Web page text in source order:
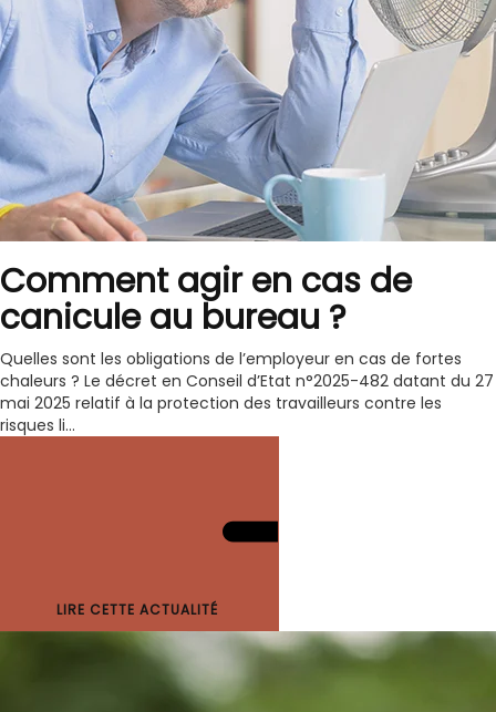
Comment agir en cas de
canicule au bureau ?
Quelles sont les obligations de l’employeur en cas de fortes
chaleurs ? Le décret en Conseil d’Etat n°2025-482 datant du 27
mai 2025 relatif à la protection des travailleurs contre les
risques li...
LIRE CETTE ACTUALITÉ